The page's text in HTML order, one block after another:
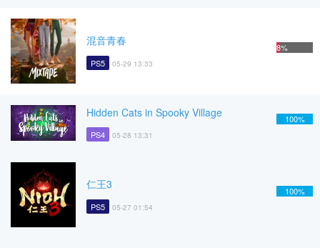
混音青春
PS5 05-29 13:33
8%
Hidden Cats in Spooky Village
PS4 05-28 13:31
100%
仁王3
PS5 05-27 01:54
100%